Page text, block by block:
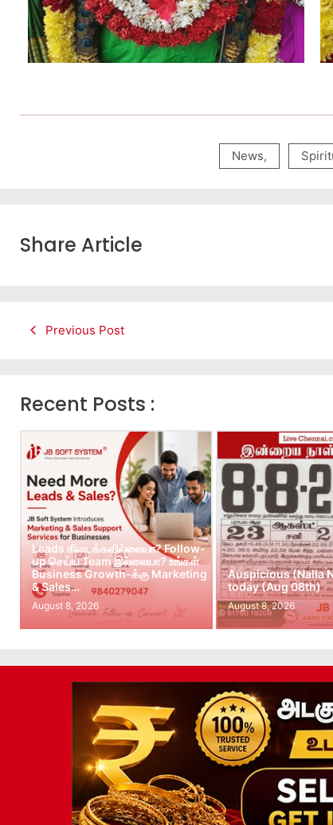
News,
Share Article
Previous Post
Recent Posts :
Leads கிடைக்கவில்லையா? Follow-
up செய்ய Team இல்லையா? உங்கள்
Business Growth-க்கு Marketing
& Sales…
August 8, 2026
Auspicious (Nalla
today (Aug 08th)
August 8, 2026